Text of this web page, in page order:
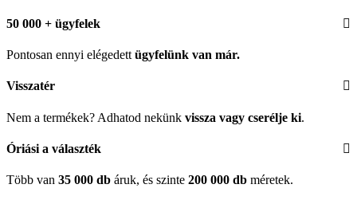
50 000 + ügyfelek
Pontosan ennyi elégedett ügyfelünk van már.
Visszatér
Nem a termékek? Adhatod nekünk vissza vagy cserélje ki.
Óriási a választék
Több van 35 000 db áruk, és szinte 200 000 db méretek.